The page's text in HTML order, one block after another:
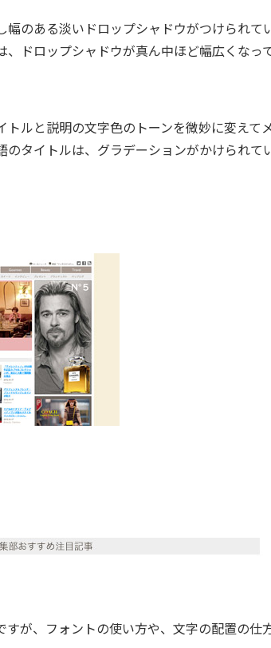
幅のある淡いドロップシャドウがつけられて
、ドロップシャドウが真ん中ほど幅広くなっ
ルと説明の文字色のトーンを微妙に変えて
タイトルは、グラデーションがかけられて
すが、フォントの使い方や、文字の配置の仕